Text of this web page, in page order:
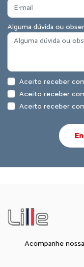
Alguma dúvida ou
Aceito receber
Aceito receber
Aceito receber
Acompanhe